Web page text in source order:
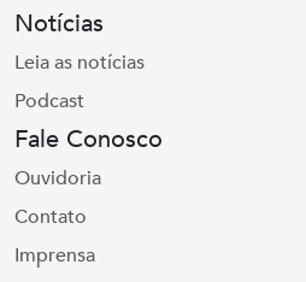
Notícias
Leia as notícias
Podcast
Fale Conosco
Ouvidoria
Contato
Imprensa